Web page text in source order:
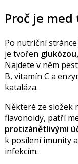
Proč je
Po nutriční
je tvořen
Najdete v něm
B, vitamín C a
kataláza.
Některé ze složek
flavonoidy, patří
protizánětlivými
k posílení imunity
infekcím.